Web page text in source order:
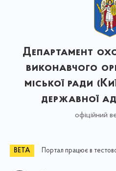
Департамент
виконавчого
міської ради
державної
офіційний
Портал працює в